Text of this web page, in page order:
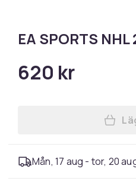
EA SPORTS NHL
620 kr
Mån, 17 aug - tor, 20